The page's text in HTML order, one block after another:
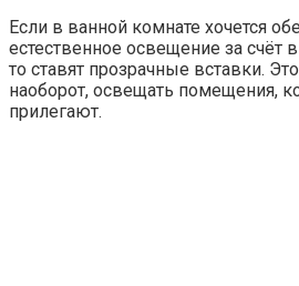
Если в ванной комнате хочется
естественное освещение за счёт
то ставят прозрачные вставки.
наоборот, освещать помещения,
прилегают.